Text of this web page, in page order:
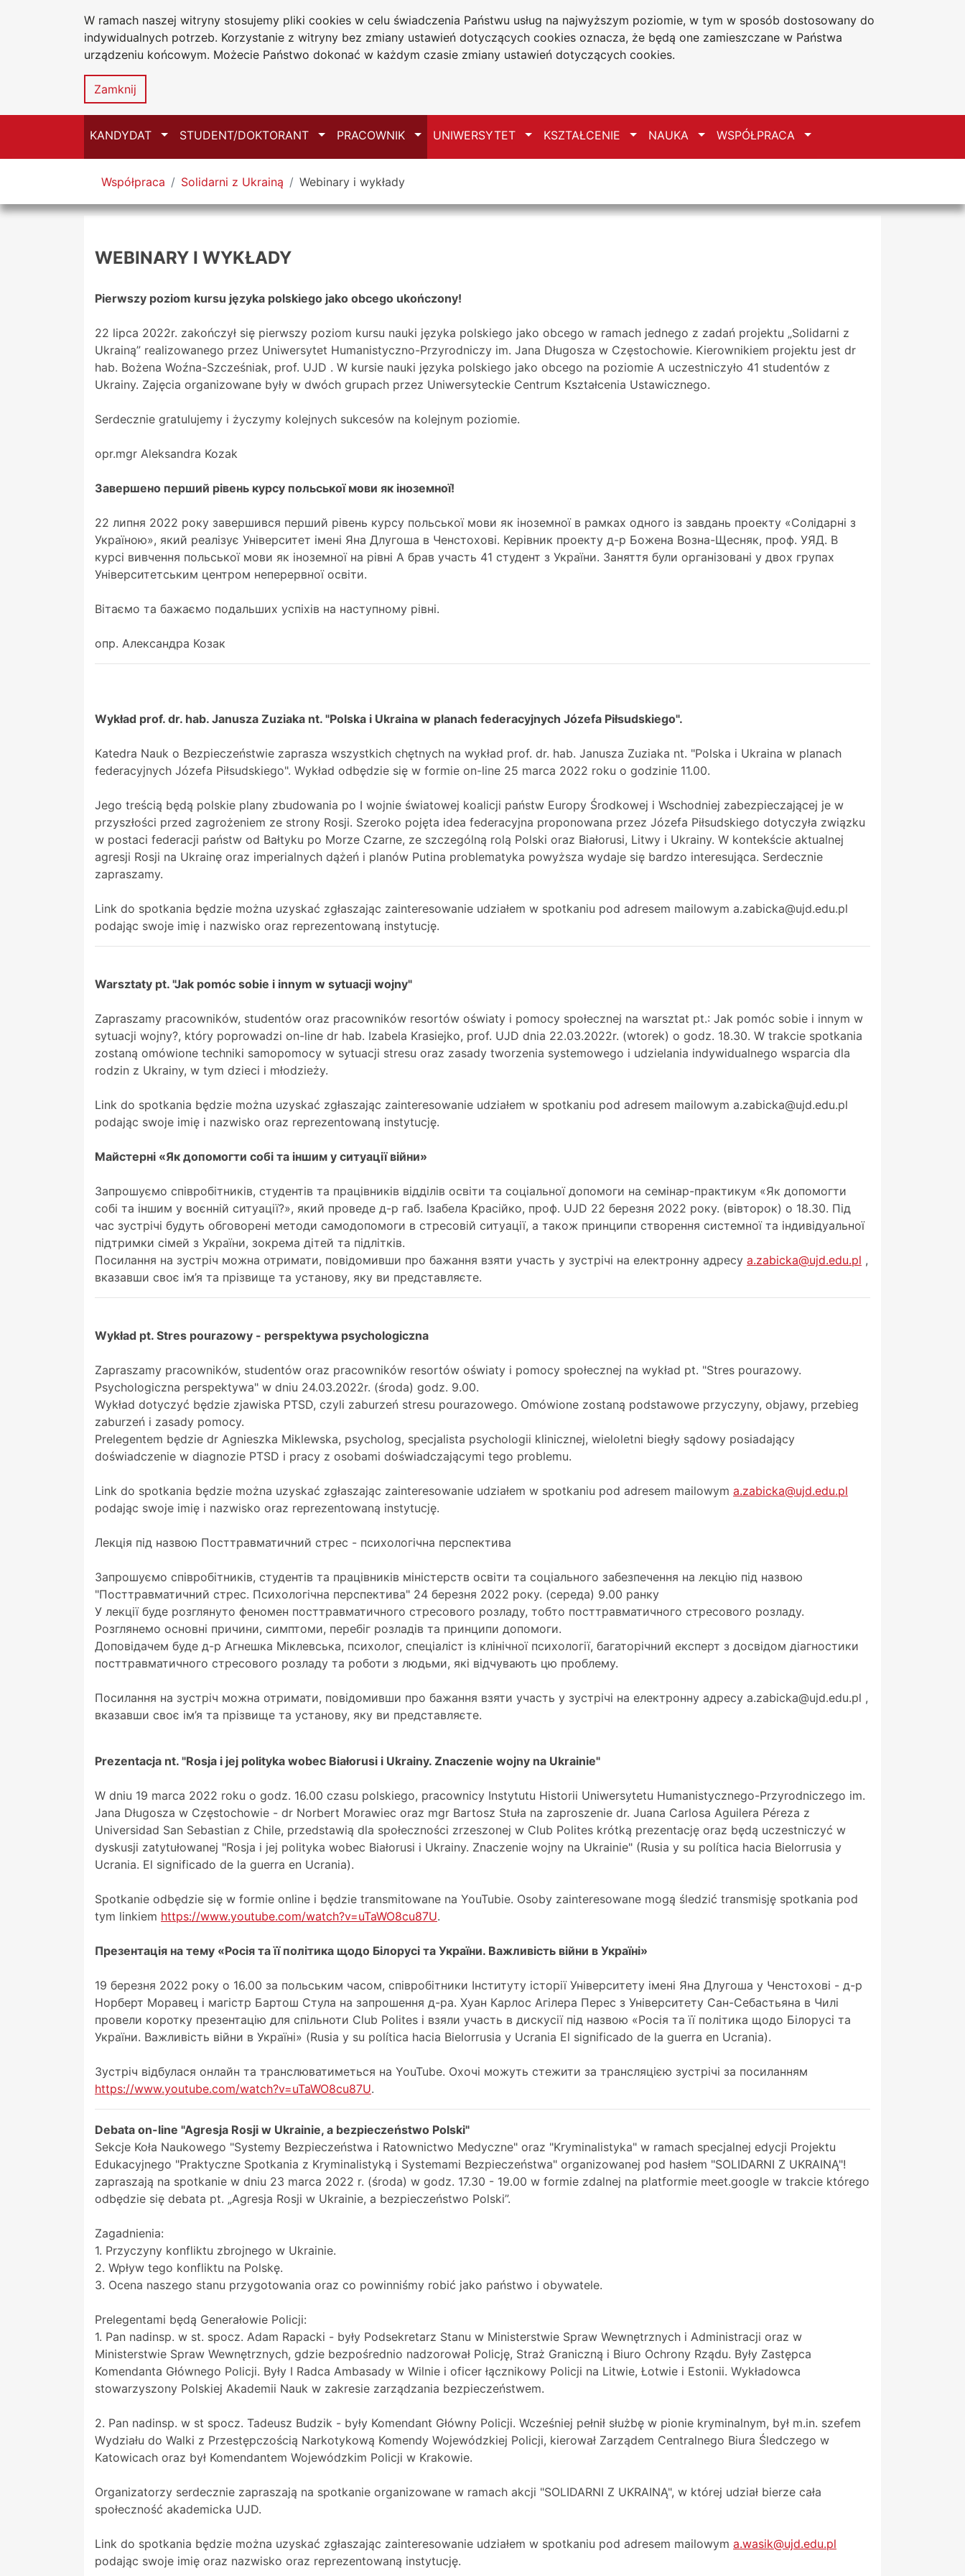
W ramach naszej witryny stosujemy pliki cookies w celu świadczenia Państwu usług na najwyższym poziomie, w tym w sposób dostosowany do
indywidualnych potrzeb. Korzystanie z witryny bez zmiany ustawień dotyczących cookies oznacza, że będą one zamieszczane w Państwa
urządzeniu końcowym. Możecie Państwo dokonać w każdym czasie zmiany ustawień dotyczących cookies.
Zamknij
Przejdź do głównego menu
Przejdź do treści
Przejdź do wyszukiwarki
Przejdź do mapy serwisuUniwersytet
Jana Długosza w Częstochowie
Deklaracja dostępności
KANDYDAT Przełącz
STUDENT/DOKTORANT Przełącz
PRACOWNIK Przełącz
UNIWERSYTET Przełącz
KSZTAŁCENIE Przełącz
NAUKA Przełącz
WSPÓŁPRACA Przełącz
Tutaj jesteś
Współpraca Solidarni z Ukrainą Webinary i wykłady
WEBINARY I WYKŁADY
Pierwszy poziom kursu języka polskiego jako obcego ukończony!
22 lipca 2022r. zakończył się pierwszy poziom kursu nauki języka polskiego jako obcego w ramach jednego z zadań projektu „Solidarni z
Ukrainą” realizowanego przez Uniwersytet Humanistyczno-Przyrodniczy im. Jana Długosza w Częstochowie. Kierownikiem projektu jest dr
hab. Bożena Woźna-Szcześniak, prof. UJD . W kursie nauki języka polskiego jako obcego na poziomie A uczestniczyło 41 studentów z
Ukrainy. Zajęcia organizowane były w dwóch grupach przez Uniwersyteckie Centrum Kształcenia Ustawicznego.
Serdecznie gratulujemy i życzymy kolejnych sukcesów na kolejnym poziomie.
opr.mgr Aleksandra Kozak
Завершено перший рівень курсу польської мови як іноземної!
22 липня 2022 року завершився перший рівень курсу польської мови як іноземної в рамках одного із завдань проекту «Солідарні з
Україною», який реалізує Університет імені Яна Длугоша в Ченстохові. Керівник проекту д-р Божена Возна-Щесняк, проф. УЯД. В
курсі вивчення польської мови як іноземної на рівні А брав участь 41 студент з України. Заняття були організовані у двох групах
Університетським центром неперервної освіти.
Вітаємо та бажаємо подальших успіхів на наступному рівні.
опр. Александра Козак
Wykład prof. dr. hab. Janusza Zuziaka nt. "Polska i Ukraina w planach federacyjnych Józefa Piłsudskiego".
Katedra Nauk o Bezpieczeństwie zaprasza wszystkich chętnych na wykład prof. dr. hab. Janusza Zuziaka nt. "Polska i Ukraina w planach
federacyjnych Józefa Piłsudskiego". Wykład odbędzie się w formie on-line 25 marca 2022 roku o godzinie 11.00.
Jego treścią będą polskie plany zbudowania po I wojnie światowej koalicji państw Europy Środkowej i Wschodniej zabezpieczającej je w
przyszłości przed zagrożeniem ze strony Rosji. Szeroko pojęta idea federacyjna proponowana przez Józefa Piłsudskiego dotyczyła związku
w postaci federacji państw od Bałtyku po Morze Czarne, ze szczególną rolą Polski oraz Białorusi, Litwy i Ukrainy. W kontekście aktualnej
agresji Rosji na Ukrainę oraz imperialnych dążeń i planów Putina problematyka powyższa wydaje się bardzo interesująca. Serdecznie
zapraszamy.
Link do spotkania będzie można uzyskać zgłaszając zainteresowanie udziałem w spotkaniu pod adresem mailowym a.zabicka@ujd.edu.pl
podając swoje imię i nazwisko oraz reprezentowaną instytucję.
Warsztaty pt. "Jak pomóc sobie i innym w sytuacji wojny"
Zapraszamy pracowników, studentów oraz pracowników resortów oświaty i pomocy społecznej na warsztat pt.: Jak pomóc sobie i innym w
sytuacji wojny?, który poprowadzi on-line dr hab. Izabela Krasiejko, prof. UJD dnia 22.03.2022r. (wtorek) o godz. 18.30. W trakcie spotkania
zostaną omówione techniki samopomocy w sytuacji stresu oraz zasady tworzenia systemowego i udzielania indywidualnego wsparcia dla
rodzin z Ukrainy, w tym dzieci i młodzieży.
Link do spotkania będzie można uzyskać zgłaszając zainteresowanie udziałem w spotkaniu pod adresem mailowym a.zabicka@ujd.edu.pl
podając swoje imię i nazwisko oraz reprezentowaną instytucję.
Майстерні «Як допомогти собі та іншим у ситуації війни»
Запрошуємо співробітників, студентів та працівників відділів освіти та соціальної допомоги на семінар-практикум «Як допомогти
собі та іншим у воєнній ситуації?», який проведе д-р габ. Ізабела Красійко, проф. UJD 22 березня 2022 року. (вівторок) о 18.30. Під
час зустрічі будуть обговорені методи самодопомоги в стресовій ситуації, а також принципи створення системної та індивідуальної
підтримки сімей з України, зокрема дітей та підлітків.
Посилання на зустріч можна отримати, повідомивши про бажання взяти участь у зустрічі на електронну адресу a.zabicka@ujd.edu.pl ,
вказавши своє ім’я та прізвище та установу, яку ви представляєте.
Wykład pt. Stres pourazowy - perspektywa psychologiczna
Zapraszamy pracowników, studentów oraz pracowników resortów oświaty i pomocy społecznej na wykład pt. "Stres pourazowy.
Psychologiczna perspektywa" w dniu 24.03.2022r. (środa) godz. 9.00.
Wykład dotyczyć będzie zjawiska PTSD, czyli zaburzeń stresu pourazowego. Omówione zostaną podstawowe przyczyny, objawy, przebieg
zaburzeń i zasady pomocy.
Prelegentem będzie dr Agnieszka Miklewska, psycholog, specjalista psychologii klinicznej, wieloletni biegły sądowy posiadający
doświadczenie w diagnozie PTSD i pracy z osobami doświadczającymi tego problemu.
Link do spotkania będzie można uzyskać zgłaszając zainteresowanie udziałem w spotkaniu pod adresem mailowym a.zabicka@ujd.edu.pl
podając swoje imię i nazwisko oraz reprezentowaną instytucję.
Лекція під назвою Посттравматичний стрес - психологічна перспектива
Запрошуємо співробітників, студентів та працівників міністерств освіти та соціального забезпечення на лекцію під назвою
"Посттравматичний стрес. Психологічна перспектива" 24 березня 2022 року. (середа) 9.00 ранку
У лекції буде розглянуто феномен посттравматичного стресового розладу, тобто посттравматичного стресового розладу.
Розглянемо основні причини, симптоми, перебіг розладів та принципи допомоги.
Доповідачем буде д-р Агнешка Міклевська, психолог, спеціаліст із клінічної психології, багаторічний експерт з досвідом діагностики
посттравматичного стресового розладу та роботи з людьми, які відчувають цю проблему.
Посилання на зустріч можна отримати, повідомивши про бажання взяти участь у зустрічі на електронну адресу a.zabicka@ujd.edu.pl ,
вказавши своє ім’я та прізвище та установу, яку ви представляєте.
Prezentacja nt. "Rosja i jej polityka wobec Białorusi i Ukrainy. Znaczenie wojny na Ukrainie"
W dniu 19 marca 2022 roku o godz. 16.00 czasu polskiego, pracownicy Instytutu Historii Uniwersytetu Humanistycznego-Przyrodniczego im.
Jana Długosza w Częstochowie - dr Norbert Morawiec oraz mgr Bartosz Stuła na zaproszenie dr. Juana Carlosa Aguilera Péreza z
Universidad San Sebastian z Chile, przedstawią dla społeczności zrzeszonej w Club Polites krótką prezentację oraz będą uczestniczyć w
dyskusji zatytułowanej "Rosja i jej polityka wobec Białorusi i Ukrainy. Znaczenie wojny na Ukrainie" (Rusia y su política hacia Bielorrusia y
Ucrania. El significado de la guerra en Ucrania).
Spotkanie odbędzie się w formie online i będzie transmitowane na YouTubie. Osoby zainteresowane mogą śledzić transmisję spotkania pod
tym linkiem https://www.youtube.com/watch?v=uTaWO8cu87U.
Презентація на тему «Росія та її політика щодо Білорусі та України. Важливість війни в Україні»
19 березня 2022 року о 16.00 за польським часом, співробітники Інституту історії Університету імені Яна Длугоша у Ченстохові - д-р
Норберт Моравец і магістр Бартош Стула на запрошення д-ра. Хуан Карлос Агілера Перес з Університету Сан-Себастьяна в Чилі
провели коротку презентацію для спільноти Club Polites і взяли участь в дискусії під назвою «Росія та її політика щодо Білорусі та
України. Важливість війни в Україні» (Rusia y su política hacia Bielorrusia y Ucrania El significado de la guerra en Ucrania).
Зустріч відбулася онлайн та транслюватиметься на YouTube. Охочі можуть стежити за трансляцією зустрічі за посиланням
https://www.youtube.com/watch?v=uTaWO8cu87U.
Debata on-line "Agresja Rosji w Ukrainie, a bezpieczeństwo Polski"
Sekcje Koła Naukowego "Systemy Bezpieczeństwa i Ratownictwo Medyczne" oraz "Kryminalistyka" w ramach specjalnej edycji Projektu
Edukacyjnego "Praktyczne Spotkania z Kryminalistyką i Systemami Bezpieczeństwa" organizowanej pod hasłem "SOLIDARNI Z UKRAINĄ"!
zapraszają na spotkanie w dniu 23 marca 2022 r. (środa) w godz. 17.30 - 19.00 w formie zdalnej na platformie meet.google w trakcie którego
odbędzie się debata pt. „Agresja Rosji w Ukrainie, a bezpieczeństwo Polski”.
Zagadnienia:
1. Przyczyny konfliktu zbrojnego w Ukrainie.
2. Wpływ tego konfliktu na Polskę.
3. Ocena naszego stanu przygotowania oraz co powinniśmy robić jako państwo i obywatele.
Prelegentami będą Generałowie Policji:
1. Pan nadinsp. w st. spocz. Adam Rapacki - były Podsekretarz Stanu w Ministerstwie Spraw Wewnętrznych i Administracji oraz w
Ministerstwie Spraw Wewnętrznych, gdzie bezpośrednio nadzorował Policję, Straż Graniczną i Biuro Ochrony Rządu. Były Zastępca
Komendanta Głównego Policji. Były I Radca Ambasady w Wilnie i oficer łącznikowy Policji na Litwie, Łotwie i Estonii. Wykładowca
stowarzyszony Polskiej Akademii Nauk w zakresie zarządzania bezpieczeństwem.
2. Pan nadinsp. w st spocz. Tadeusz Budzik - były Komendant Główny Policji. Wcześniej pełnił służbę w pionie kryminalnym, był m.in. szefem
Wydziału do Walki z Przestępczością Narkotykową Komendy Wojewódzkiej Policji, kierował Zarządem Centralnego Biura Śledczego w
Katowicach oraz był Komendantem Wojewódzkim Policji w Krakowie.
Organizatorzy serdecznie zapraszają na spotkanie organizowane w ramach akcji "SOLIDARNI Z UKRAINĄ", w której udział bierze cała
społeczność akademicka UJD.
Link do spotkania będzie można uzyskać zgłaszając zainteresowanie udziałem w spotkaniu pod adresem mailowym a.wasik@ujd.edu.pl
podając swoje imię oraz nazwisko oraz reprezentowaną instytucję.